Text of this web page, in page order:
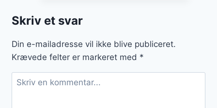
Skriv et svar
Din e-mailadresse vil ikke blive publiceret.
Krævede felter er markeret med *